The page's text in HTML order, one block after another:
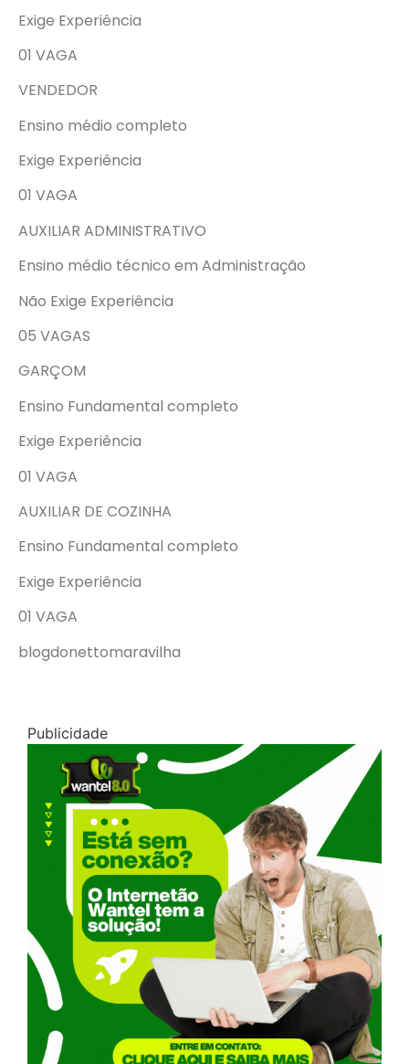
Exige Experiência
01 VAGA
VENDEDOR
Ensino médio completo
Exige Experiência
01 VAGA
AUXILIAR ADMINISTRATIVO
Ensino médio técnico em Administração
Não Exige Experiência
05 VAGAS
GARÇOM
Ensino Fundamental completo
Exige Experiência
01 VAGA
AUXILIAR DE COZINHA
Ensino Fundamental completo
Exige Experiência
01 VAGA
blogdonettomaravilha
Publicidade